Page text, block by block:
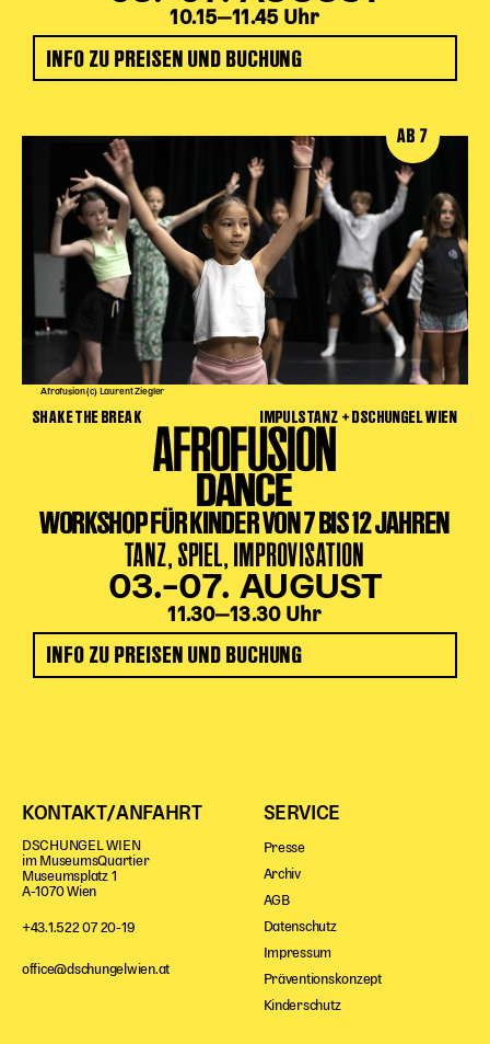
10.15‒11.45 Uhr
INFO ZU PREISEN UND BUCHUNG
Afrofusion (c) Laurent Ziegler
AB 7
SHAKE THE BREAK IMPULSTANZ + DSCHUNGEL WIEN
AFROFUSION
DANCE
WORKSHOP FÜR KINDER VON 7 BIS 12 JAHREN
TANZ, SPIEL, IMPROVISATION
03.–07. AUGUST
11.30‒13.30 Uhr
INFO ZU PREISEN UND BUCHUNG
KONTAKT/ANFAHRT
DSCHUNGEL WIEN
im MuseumsQuartier
Museumsplatz 1
A-1070 Wien
+43.1.522 07 20-19
office@dschungelwien.at
SERVICE
Presse
Archiv
AGB
Datenschutz
Impressum
Präventionskonzept
Kinderschutz